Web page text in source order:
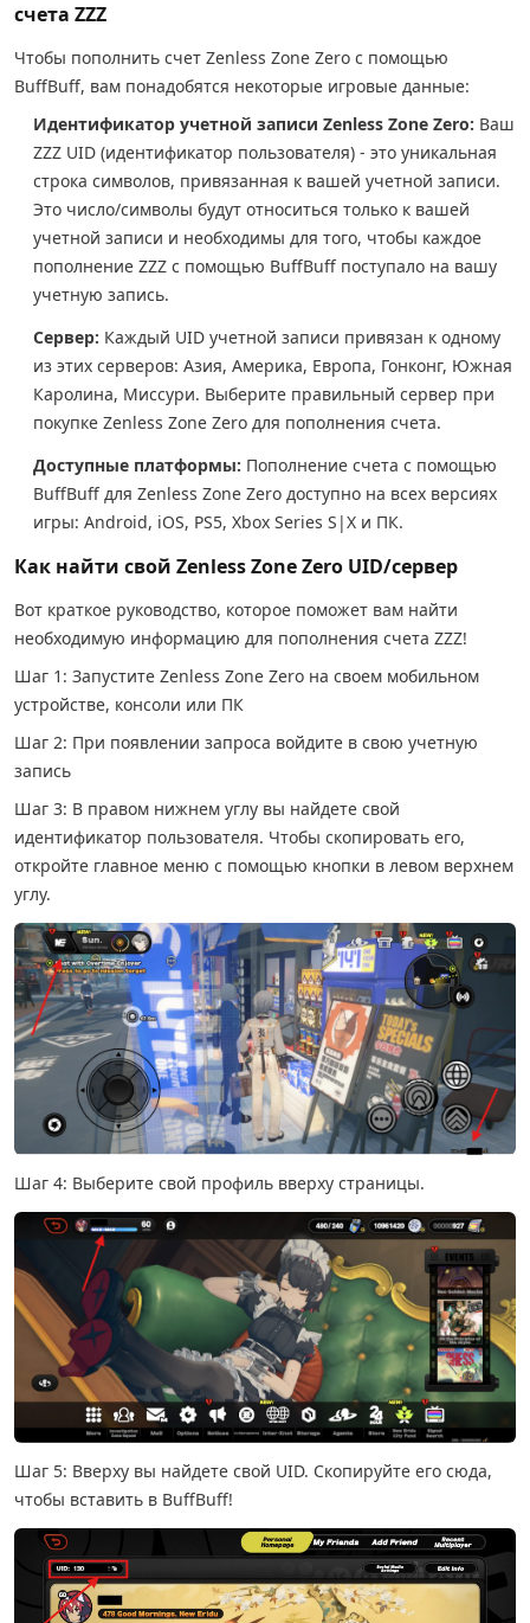
счета ZZZ
Чтобы пополнить счет Zenless Zone Zero с помощью
BuffBuff, вам понадобятся некоторые игровые данные:
Идентификатор учетной записи Zenless Zone Zero: Ваш
ZZZ UID (идентификатор пользователя) - это уникальная
строка символов, привязанная к вашей учетной записи.
Это число/символы будут относиться только к вашей
учетной записи и необходимы для того, чтобы каждое
пополнение ZZZ с помощью BuffBuff поступало на вашу
учетную запись.
Сервер: Каждый UID учетной записи привязан к одному
из этих серверов: Азия, Америка, Европа, Гонконг, Южная
Каролина, Миссури. Выберите правильный сервер при
покупке Zenless Zone Zero для пополнения счета.
Доступные платформы: Пополнение счета с помощью
BuffBuff для Zenless Zone Zero доступно на всех версиях
игры: Android, iOS, PS5, Xbox Series S|X и ПК.
Как найти свой Zenless Zone Zero UID/сервер
Вот краткое руководство, которое поможет вам найти
необходимую информацию для пополнения счета ZZZ!
Шаг 1: Запустите Zenless Zone Zero на своем мобильном
устройстве, консоли или ПК
Шаг 2: При появлении запроса войдите в свою учетную
запись
Шаг 3: В правом нижнем углу вы найдете свой
идентификатор пользователя. Чтобы скопировать его,
откройте главное меню с помощью кнопки в левом верхнем
углу.
Шаг 4: Выберите свой профиль вверху страницы.
Шаг 5: Вверху вы найдете свой UID. Скопируйте его сюда,
чтобы вставить в BuffBuff!